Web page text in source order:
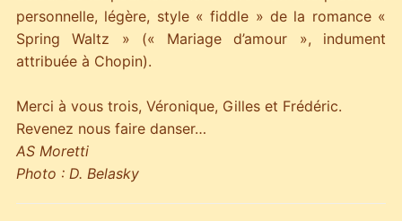
personnelle, légère, style « fiddle » de la romance «
Spring Waltz » (« Mariage d’amour », indument
attribuée à Chopin).
Merci à vous trois, Véronique, Gilles et Frédéric.
Revenez nous faire danser…
AS Moretti
Photo : D. Belasky